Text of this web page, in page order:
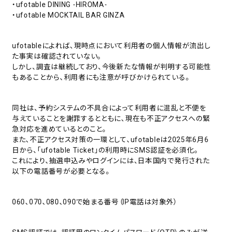
・ufotable DINING -HIROMA-
・ufotable MOCKTAIL BAR GINZA
ufotableによれば、現時点において利用者の個人情報が流出し
た事実は確認されていない。
しかし、調査は継続しており、今後新たな情報が判明する可能性
もあることから、利用者にも注意が呼びかけられている。
同社は、予約システムの不具合によって利用者に混乱と不便を
与えていることを謝罪するとともに、現在も不正アクセスへの緊
急対応を進めているとのこと。
また、不正アクセス対策の一環として、ufotableは2025年6月6
日から、「ufotable Ticket」の利用時にSMS認証を必須化。
これにより、抽選申込みやログインには、日本国内で発行された
以下の電話番号が必要となる。
060、070、080、090で始まる番号（IP電話は対象外）